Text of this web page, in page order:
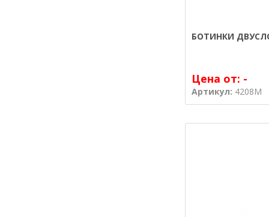
БОТИНКИ
Цена от: -
Артикул: 4208M